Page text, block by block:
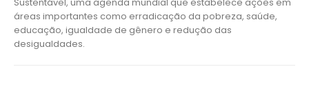
áreas importantes como erradicação da pobreza, saúde,
educação, igualdade de gênero e redução das
desigualdades.